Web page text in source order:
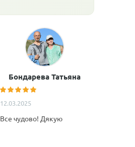
Бондарева Татьяна
12.03.2025
Все чудово! Дякую